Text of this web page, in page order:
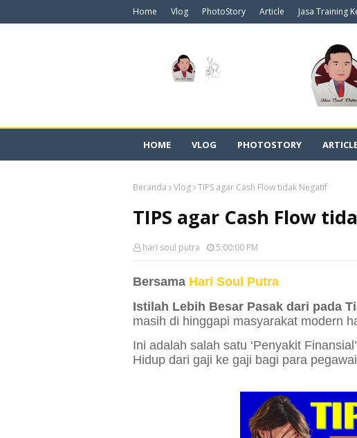
Home Vlog PhotoStory Article Jasa Training
HOME VLOG PHOTOSTORY
Beranda Vlog TIPS agar Cash Flow tidak Negatif
TIPS agar Cash Flow
hari soul putra 5:00:00 PM
Bersama Hari Soul Putra
Istilah Lebih Besar Pasak dari pada
masih di hinggapi masyarakat modern
Ini adalah salah satu ‘Penyakit
Hidup dari gaji ke gaji bagi para